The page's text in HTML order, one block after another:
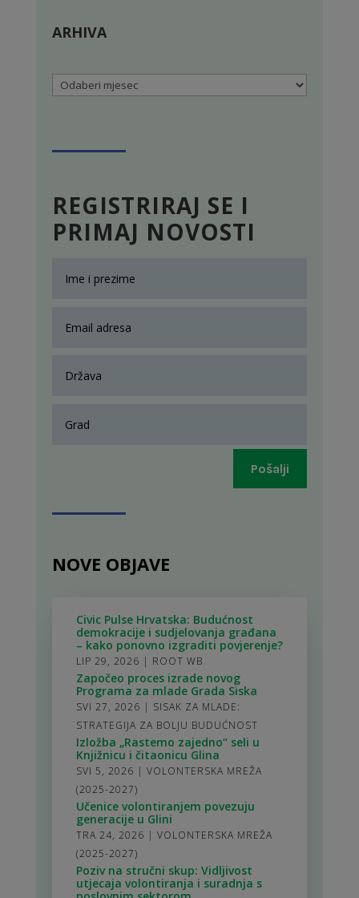
ARHIVA
Arhiva
REGISTRIRAJ SE I
PRIMAJ NOVOSTI
Pošalji
NOVE OBJAVE
Civic Pulse Hrvatska: Budućnost
demokracije i sudjelovanja građana
– kako ponovno izgraditi povjerenje?
LIP 29, 2026 | ROOT WB
Započeo proces izrade novog
Programa za mlade Grada Siska
SVI 27, 2026 | SISAK ZA MLADE:
STRATEGIJA ZA BOLJU BUDUĆNOST
Izložba „Rastemo zajedno“ seli u
Knjižnicu i čitaonicu Glina
SVI 5, 2026 | VOLONTERSKA MREŽA
(2025-2027)
Učenice volontiranjem povezuju
generacije u Glini
TRA 24, 2026 | VOLONTERSKA MREŽA
(2025-2027)
Poziv na stručni skup: Vidljivost
utjecaja volontiranja i suradnja s